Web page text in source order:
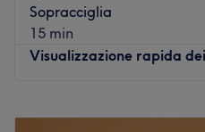
Sopracciglia
15 min
Visualizzazione rapida